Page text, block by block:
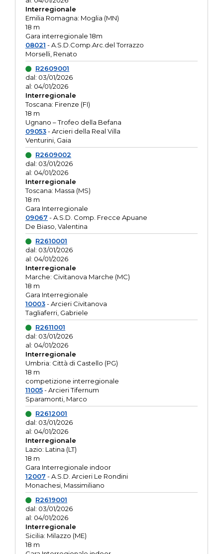
Interregionale
Emilia Romagna: Moglia (MN)
18 m
Gara interregionale 18m
08021 - A.S.D.Comp.Arc.del Torrazzo
Morselli, Renato
R2609001
dal: 03/01/2026
al: 04/01/2026
Interregionale
Toscana: Firenze (FI)
18 m
Ugnano – Trofeo della Befana
09053- Arcieri della Real Villa
Venturini, Gaia
R2609002
dal: 03/01/2026
al: 04/01/2026
Interregionale
Toscana: Massa (MS)
18 m
Gara Interregionale
09067 - A.S.D. Comp. Frecce Apuane
De Biaso, Valentina
R2610001
dal: 03/01/2026
al: 04/01/2026
Interregionale
Marche: Civitanova Marche (MC)
18 m
Gara Interregionale
10003- Arcieri Civitanova
Tagliaferri, Gabriele
R2611001
dal: 03/01/2026
al: 04/01/2026
Interregionale
Umbria: Città di Castello (PG)
18 m
competizione interregionale
11005- Arcieri Tifernum
Sparamonti, Marco
R2612001
dal: 03/01/2026
al: 04/01/2026
Interregionale
Lazio: Latina (LT)
18 m
Gara Interregionale indoor
12007 - A.S.D. Arcieri Le Rondini
Monachesi, Massimiliano
R2619001
dal: 03/01/2026
al: 04/01/2026
Interregionale
Sicilia: Milazzo (ME)
18 m